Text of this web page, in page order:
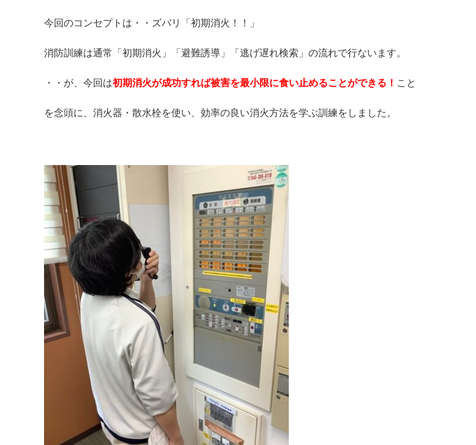
今回のコンセプトは・・ズバリ「初期消火！！」
消防訓練は通常「初期消火」「避難誘導」「逃げ遅れ検索」の流れで行ないます。
・・が、今回は初期消火が成功すれば被害を最小限に食い止めることができる！ こと
を念頭に、消火器・散水栓を使い、効率の良い消火方法を学ぶ訓練をしました。